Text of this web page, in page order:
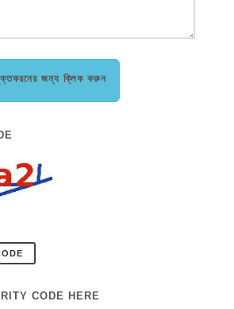
জন্য ক্লিক করুন
CODE HERE